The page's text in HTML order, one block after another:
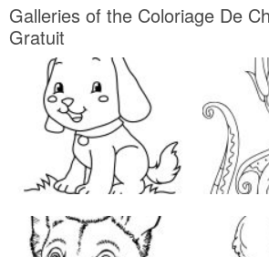
Galleries of the Coloriage De
Gratuit